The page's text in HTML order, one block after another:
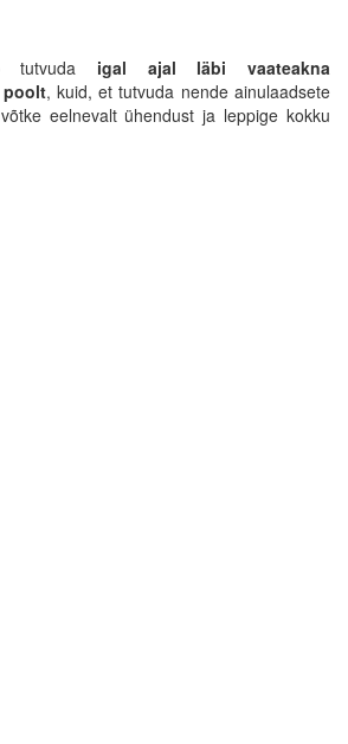
tutvuda igal ajal läbi vaateakna
, kuid, et tutvuda nende ainulaadsete
eelnevalt ühendust ja leppige kokku